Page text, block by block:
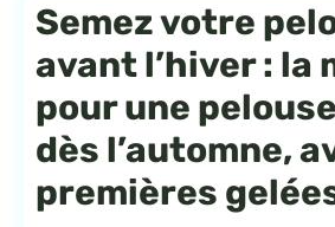
Semez votre
avant l’hiver : la
pour une
dès l’automne,
premières